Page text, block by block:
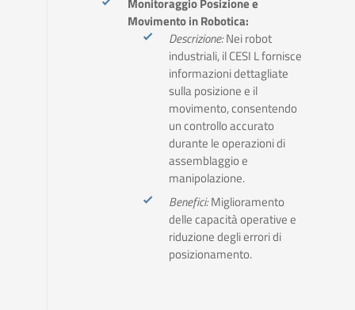
Monitoraggio Posizione e
Movimento in Robotica:
Descrizione:Nei robot
industriali, il CESI L fornisce
informazioni dettagliate
sulla posizione e il
movimento, consentendo
un controllo accurato
durante le operazioni di
assemblaggio e
manipolazione.
Benefici:Miglioramento
delle capacità operative e
riduzione degli errori di
posizionamento.